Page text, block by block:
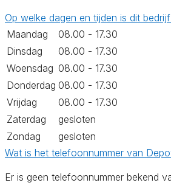
Op welke dagen en tijden is dit
Maandag
08.00 - 17.30
Dinsdag
08.00 - 17.30
Woensdag 08.00 - 17.30
Donderdag 08.00 - 17.30
Vrijdag
08.00 - 17.30
Zaterdag
gesloten
Zondag
gesloten
Wat is het telefoonnummer van
Er is geen telefoonnummer bekend